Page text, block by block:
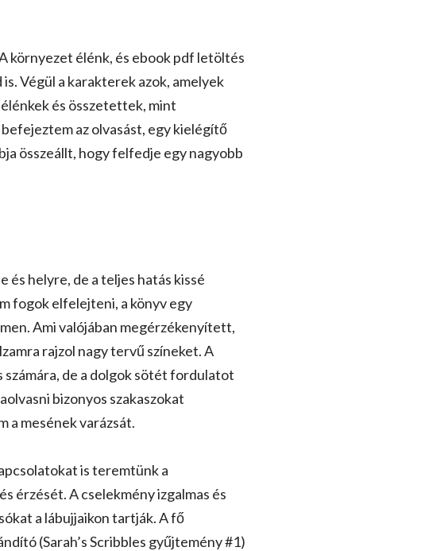
környezet élénk, és ebook pdf letöltés
Végül a karakterek azok, amelyek
és összetettek, mint
az olvasást, egy kielégítő
összeállt, hogy felfedje egy nagyobb
és helyre, de a teljes hatás kissé
fogok elfelejteni, a könyv egy
Ami valójában megérzékenyített,
rajzol nagy tervű színeket. A
de a dolgok sötét fordulatot
bizonyos szakaszokat
a mesének varázsát.
is teremtünk a
érzését. A cselekmény izgalmas és
a lábujjaikon tartják. A fő
(Sarah’s Scribbles gyűjtemény #1)